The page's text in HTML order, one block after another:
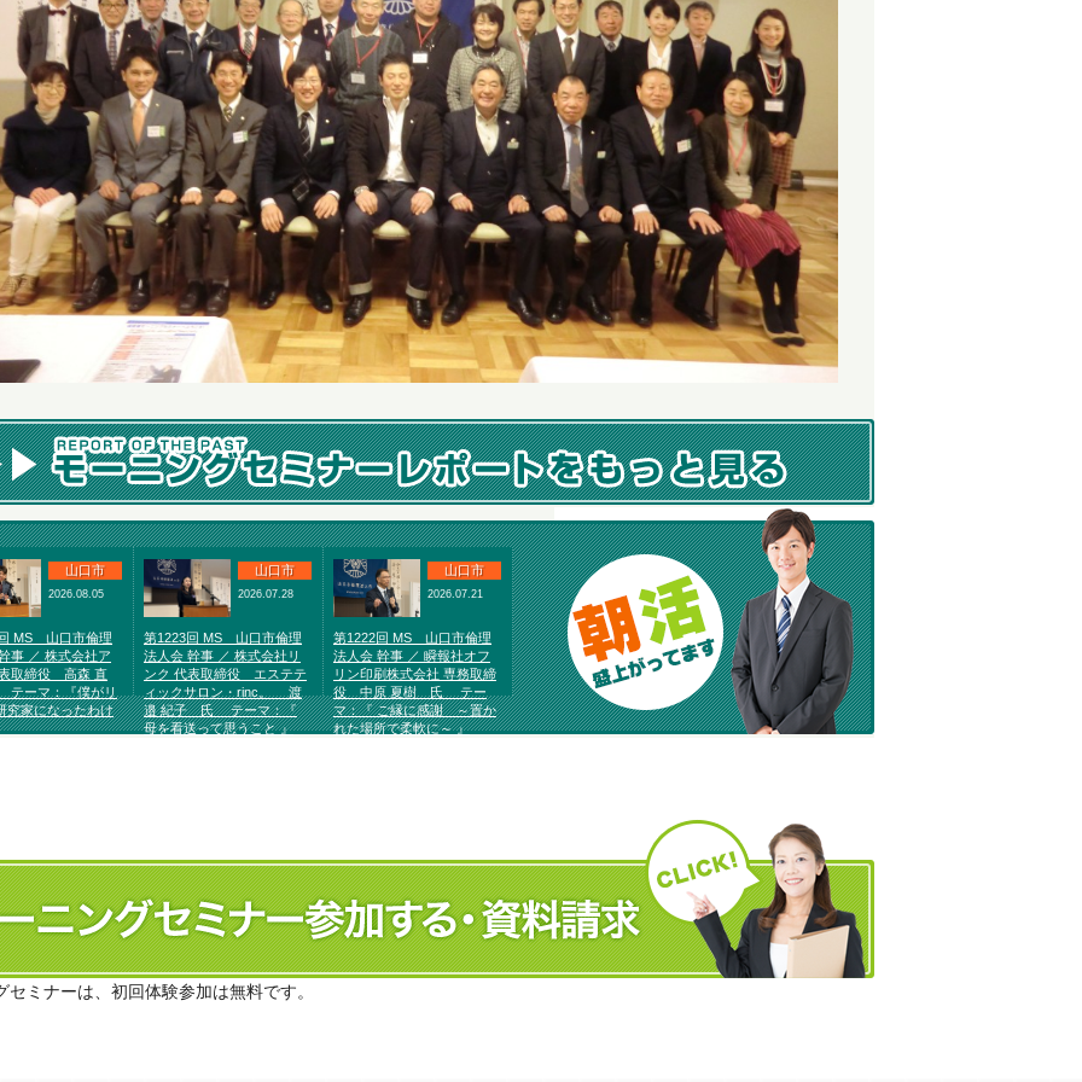
山口市
2026.08.05
MS 山口市倫理
事 ／ 株式会社ア
取締役 高森 直
ーマ：『僕がリ
究家になったわけ
山口市
2026.07.28
第1223回 MS 山口市倫理
法人会 幹事 ／ 株式会社リ
ンク 代表取締役 エステテ
ィックサロン・rinc。 渡
邉 紀子 氏 テーマ：『
母を看送って思うこと 』
山口市
2026.07.21
第1222回 MS 山口市倫理
法人会 幹事 ／ 瞬報社オフ
リン印刷株式会社 専務取締
役 中原 夏樹 氏 テー
マ：『 ご縁に感謝 ～置か
れた場所で柔軟に～ 』
ミナーは、初回体験参加は無料です。